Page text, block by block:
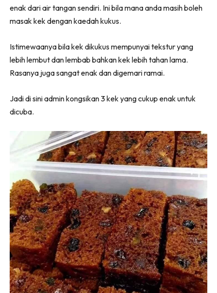
enak dari air tangan sendiri. Ini bila mana anda masih boleh
masak kek dengan kaedah kukus.
Istimewaanya bila kek dikukus mempunyai tekstur yang
lebih lembut dan lembab bahkan kek lebih tahan lama.
Rasanya juga sangat enak dan digemari ramai.
Jadi di sini admin kongsikan 3 kek yang cukup enak untuk
dicuba.